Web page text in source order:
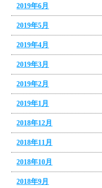
2019年6月
2019年5月
2019年4月
2019年3月
2019年2月
2019年1月
2018年12月
2018年11月
2018年10月
2018年9月